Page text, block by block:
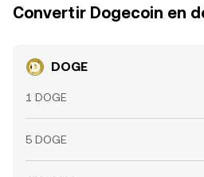
Convertir Dogecoin en
DOGE
1 DOGE
5 DOGE